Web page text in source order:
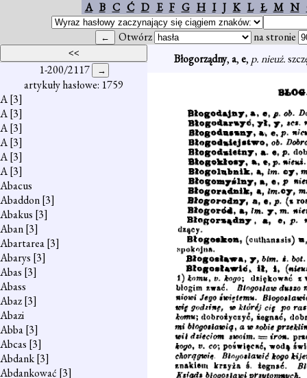
A B C Ć D E F G H I J K L Ł M N
Otwórz na stronie
1-200/2117
artykuły hasłowe: 1759
A[3]
A[3]
A[3]
A[3]
A[3]
A[3]
Abacus
Abaddon[3]
Abakus [3]
Aban[3]
Abartarea[3]
Abarys [3]
Abas [3]
Abass
Abaz[3]
Abazi
Abba[3]
Abcas [3]
Abdank[3]
Abdankować [3]
Błogorządny,a,e, p. nieuż.